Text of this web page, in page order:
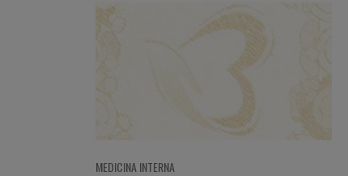
MEDICINA INTERNA